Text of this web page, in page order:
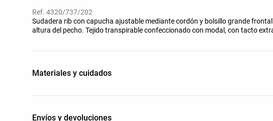
Ref. 4320/737/202
Sudadera rib con capucha ajustable mediante cordón y bolsillo grande
altura del pecho. Tejido transpirable confeccionado con modal, con tacto
Materiales y cuidados
Envíos y devoluciones